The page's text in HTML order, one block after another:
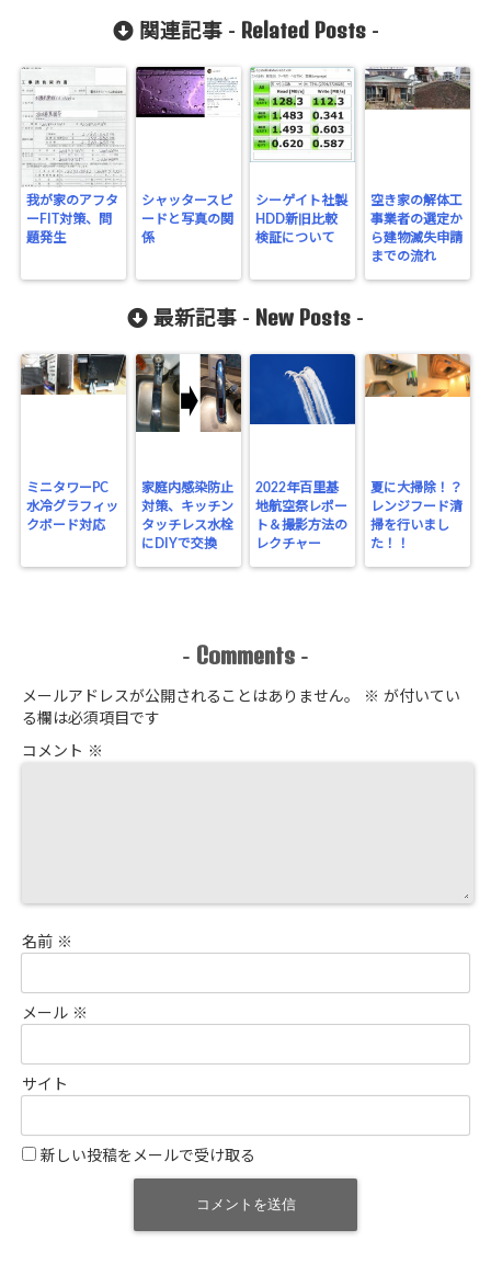
関連記事 - Related Posts-
我が家のアフタ
ーFIT対策、問
題発生
シャッタースピ
ードと写真の関
係
シーゲイト社製
HDD新旧比較
検証について
空き家の解体工
事業者の選定か
ら建物滅失申請
までの流れ
最新記事 - New Posts -
ミニタワーPC
水冷グラフィッ
クボード対応
家庭内感染防止
対策、キッチン
タッチレス水栓
にDIYで交換
2022年百里基
地航空祭レポー
ト＆撮影方法の
レクチャー
夏に大掃除！？
レンジフード清
掃を行いまし
た！！
- Comments -
メールアドレスが公開されることはありません。 ※ が付いてい
る欄は必須項目です
コメント ※
名前 ※
メール ※
サイト
新しい投稿をメールで受け取る